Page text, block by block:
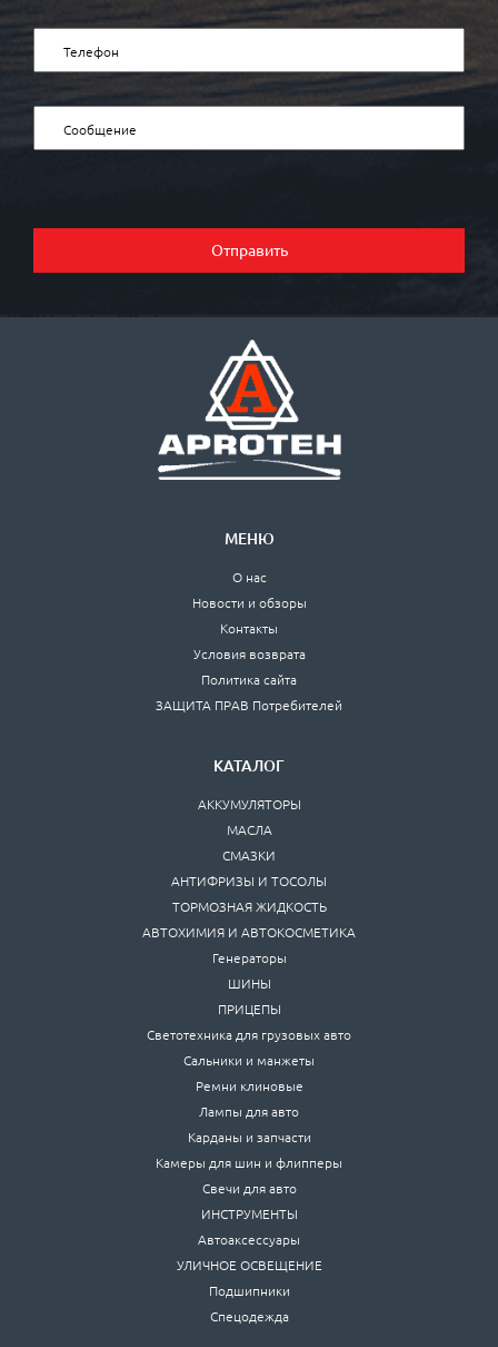
Отправить
МЕНЮ
О нас
Новости и обзоры
Контакты
Условия возврата
Политика сайта
ЗАЩИТА ПРАВ Потребителей
КАТАЛОГ
АККУМУЛЯТОРЫ
МАСЛА
СМАЗКИ
АНТИФРИЗЫ И ТОСОЛЫ
ТОРМОЗНАЯ ЖИДКОСТЬ
АВТОХИМИЯ И АВТОКОСМЕТИКА
Генераторы
ШИНЫ
ПРИЦЕПЫ
Светотехника для грузовых авто
Сальники и манжеты
Ремни клиновые
Лампы для авто
Карданы и запчасти
Камеры для шин и флипперы
Свечи для авто
ИНСТРУМЕНТЫ
Автоаксессуары
УЛИЧНОЕ ОСВЕЩЕНИЕ
Подшипники
Спецодежда